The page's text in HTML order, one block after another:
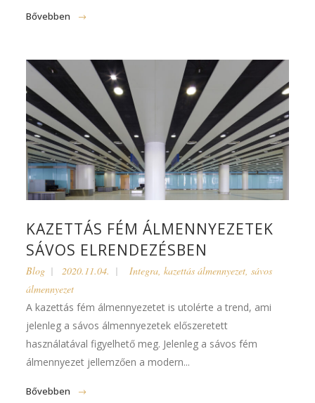
Bővebben
KAZETTÁS FÉM ÁLMENNYEZETEK
SÁVOS ELRENDEZÉSBEN
Blog 2020.11.04. Integra,kazettás álmennyezet,sávos
álmennyezet
A kazettás fém álmennyezetet is utolérte a trend, ami
jelenleg a sávos álmennyezetek előszeretett
használatával figyelhető meg. Jelenleg a sávos fém
álmennyezet jellemzően a modern...
Bővebben